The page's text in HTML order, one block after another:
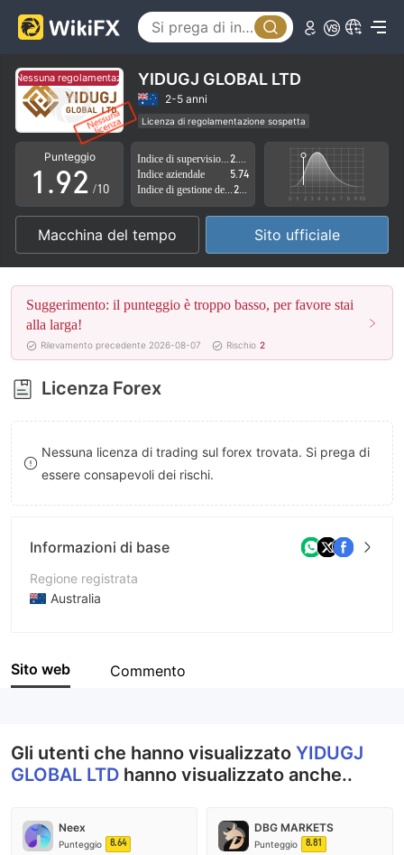
Nessuna regolamentazione Nessuna regolamentazione
YIDUGJ GLOBAL LTD
2-5 anni
Licenza di regolamentazione sospetta
Ambito dell' attività sospetto
Alto rischio potenziale
Punteggio
0
1
2
3
4
5
6
7
8
9
.
5
6
7
8
9
0
1
2
3
4
5
6
7
8
9
/10
Indice aziendale
5.74
Macchina del tempo Sito ufficiale
Suggerimento: il punteggio è troppo basso, per favore stai
alla larga!
Rilevamento precedente 2026-08-07 Rischio 2
Licenza Forex
Nessuna licenza di trading sul forex trovata. Si prega di
essere consapevoli dei rischi.
Informazioni di base
Regione registrata
Australia
Azienda
Sito web Commento
Gli utenti che hanno visualizzato YIDUGJ
GLOBAL LTD hanno visualizzato anche..
Neex
Punteggio 8.64
DBG MARKETS
Punteggio 8.81